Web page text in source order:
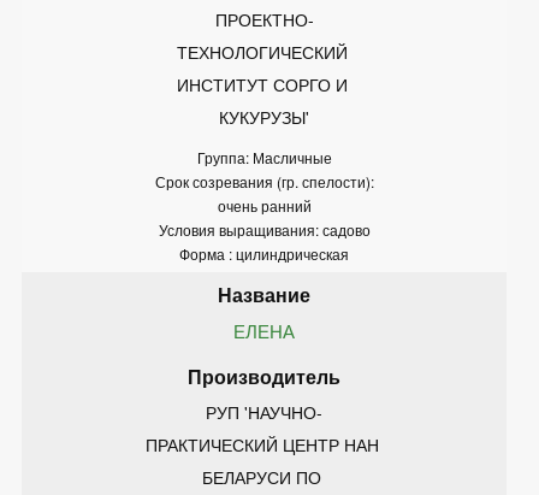
ПРОЕКТНО-
ТЕХНОЛОГИЧЕСКИЙ
ИНСТИТУТ СОРГО И
КУКУРУЗЫ'
Группа: Масличные
Срок созревания (гр. спелости):
очень ранний
Условия выращивания: садово
Форма : цилиндрическая
ЕЛЕНА
РУП 'НАУЧНО-
ПРАКТИЧЕСКИЙ ЦЕНТР НАН
БЕЛАРУСИ ПО